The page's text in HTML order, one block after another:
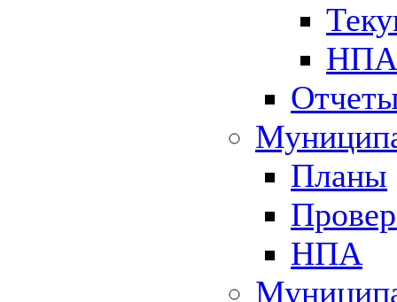
НПА
Планы
НПА